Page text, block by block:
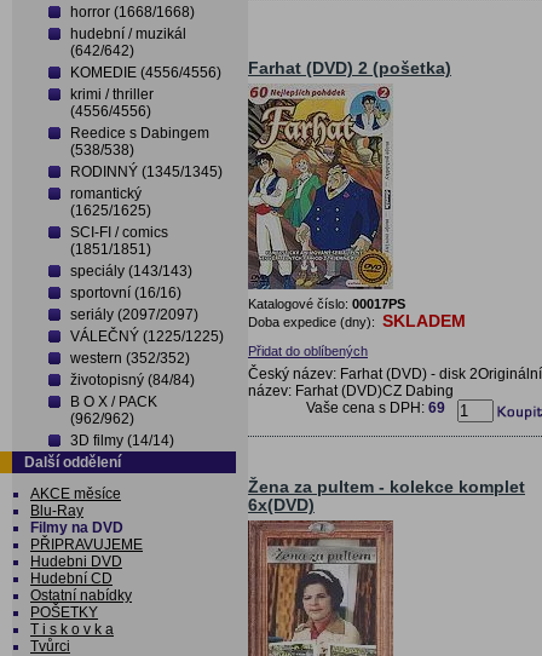
horror (1668/1668)
hudební / muzikál
(642/642)
KOMEDIE (4556/4556)
krimi / thriller
(4556/4556)
Reedice s Dabingem
(538/538)
RODINNÝ (1345/1345)
romantický
(1625/1625)
SCI-FI / comics
(1851/1851)
speciály (143/143)
sportovní (16/16)
seriály (2097/2097)
VÁLEČNÝ (1225/1225)
western (352/352)
životopisný (84/84)
B O X / PACK
(962/962)
3D filmy (14/14)
Další oddělení
AKCE měsíce
Blu-Ray
Filmy na DVD
PŘIPRAVUJEME
Hudebni DVD
Hudební CD
Ostatní nabídky
POŠETKY
T i s k o v k a
Tvůrci
Farhat (DVD) 2 (pošetka)
Katalogové číslo: 00017PS
Doba expedice (dny): SKLADEM
Přidat do oblíbených
Český název: Farhat (DVD) - disk 2Originální
název: Farhat (DVD)CZ Dabing
Vaše cena s DPH: 69
Žena za pultem - kolekce komplet
6x(DVD)